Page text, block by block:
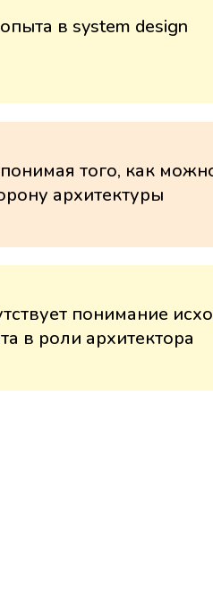
в system design
понимание
в роли архитектора
того, как
архитектуры